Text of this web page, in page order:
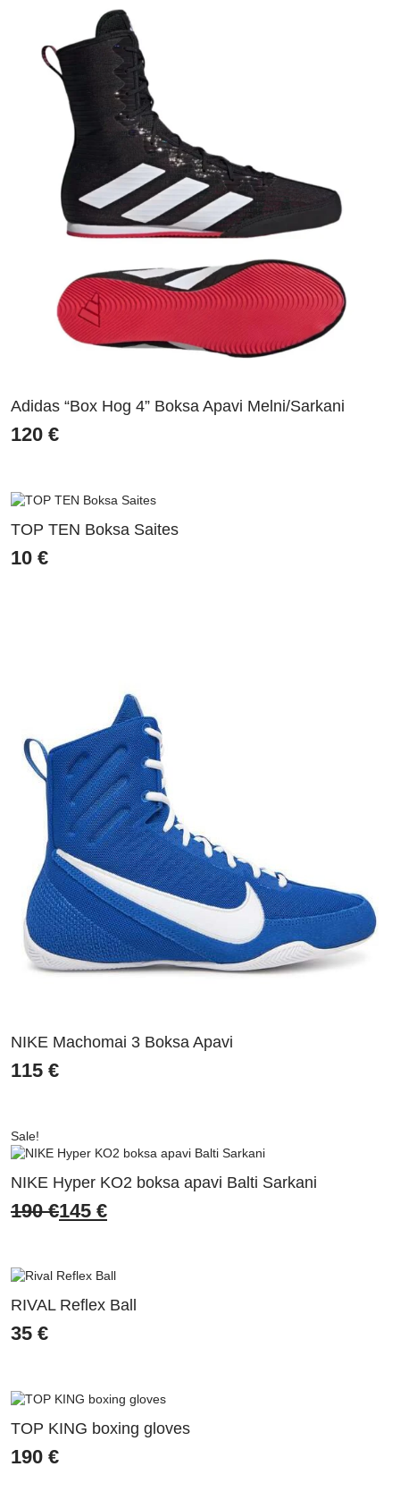
Adidas “Box Hog 4” Boksa Apavi Melni/Sarkani
120 €
TOP TEN Boksa Saites
10 €
NIKE Machomai 3 Boksa Apavi
115 €
Sale!
NIKE Hyper KO2 boksa apavi Balti Sarkani
190€
Original
was:
145 €
Current
is:
RIVAL Reflex Ball
35 €
TOP KING boxing gloves
190 €